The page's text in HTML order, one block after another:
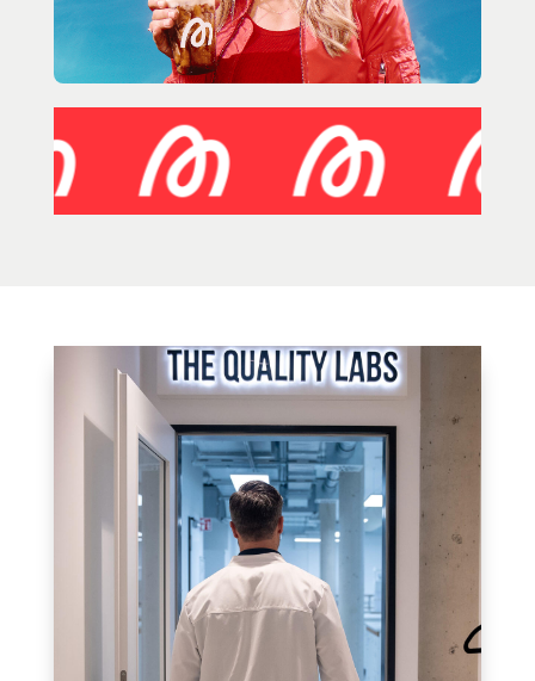
Im Group Expertise Hub treiben
wir Strategie und Wachstum. Im
integrierten Quality Lab
entwickeln wir Produkte und
Rezepturen bis zur Marktreife.